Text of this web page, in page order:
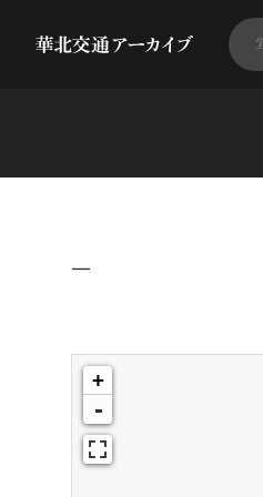
−
+
-